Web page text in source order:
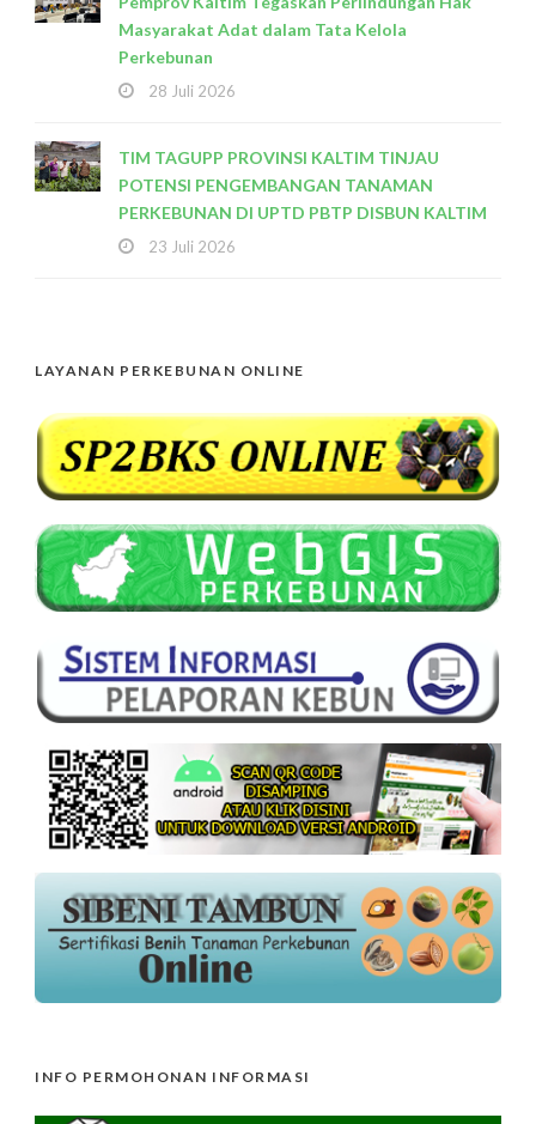
Masyarakat Adat dalam Tata Kelola
Perkebunan
28 Juli 2026
TIM TAGUPP PROVINSI KALTIM TINJAU
POTENSI PENGEMBANGAN TANAMAN
PERKEBUNAN DI UPTD PBTP DISBUN KALTIM
23 Juli 2026
LAYANAN PERKEBUNAN ONLINE
INFO PERMOHONAN INFORMASI